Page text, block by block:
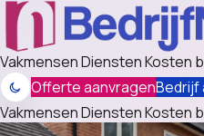
VakmensenDienstenKosten
Offerte aanvragenBedrijf
VakmensenDienstenKosten